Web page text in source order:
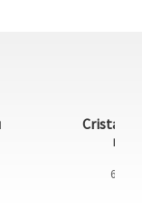
Cristaux
600 g